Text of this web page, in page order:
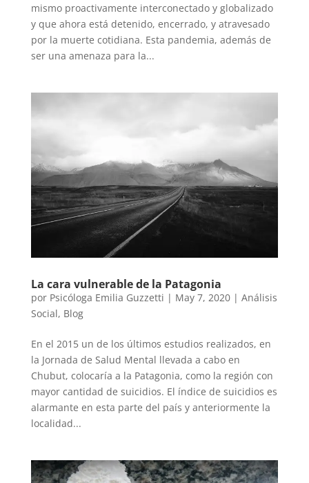
mismo proactivamente interconectado y globalizado
y que ahora está detenido, encerrado, y atravesado
por la muerte cotidiana. Esta pandemia, además de
ser una amenaza para la...
La cara vulnerable de la Patagonia
por Psicóloga Emilia Guzzetti | May 7, 2020| Análisis
Social, Blog
En el 2015 un de los últimos estudios realizados, en
la Jornada de Salud Mental llevada a cabo en
Chubut, colocaría a la Patagonia, como la región con
mayor cantidad de suicidios. El índice de suicidios es
alarmante en esta parte del país y anteriormente la
localidad...